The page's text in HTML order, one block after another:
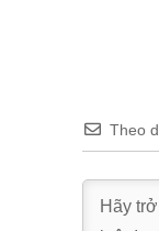
Theo